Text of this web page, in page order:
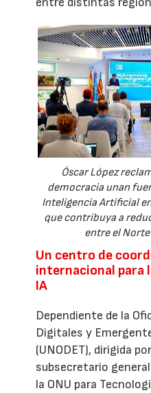
Óscar López
democracia unan
Inteligencia Artificial
que contribuya a
entre el Norte
Un centro de
internacional para
IA
Dependiente de la
Digitales y
(UNODET), dirigida
subsecretario
la ONU para